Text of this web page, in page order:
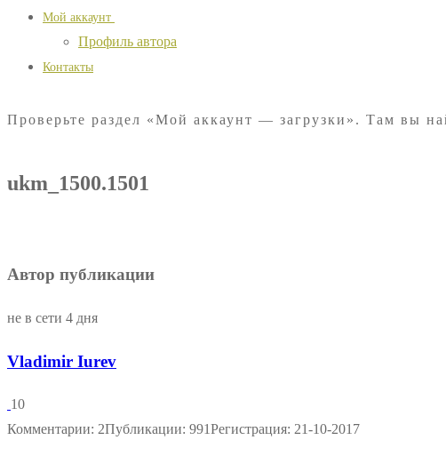
Мой аккаунт
Профиль автора
Контакты
Проверьте раздел «Мой аккаунт — загрузки». Там вы
ukm_1500.1501
Автор публикации
не в сети 4 дня
Vladimir Iurev
10
Комментарии: 2Публикации: 991Регистрация: 21-10-2017